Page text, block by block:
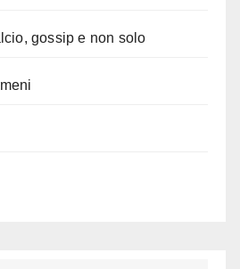
gossip e non solo